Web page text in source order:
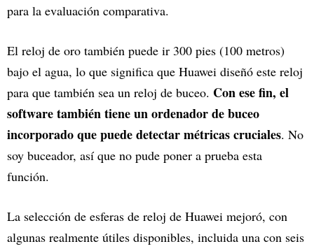
para la evaluación comparativa.
El reloj de oro también puede ir 300 pies (100 metros)
bajo el agua, lo que significa que Huawei diseñó este reloj
para que también sea un reloj de buceo. Con ese fin, el
software también tiene un ordenador de buceo
incorporado que puede detectar métricas cruciales. No
soy buceador, así que no pude poner a prueba esta
función.
La selección de esferas de reloj de Huawei mejoró, con
algunas realmente útiles disponibles, incluida una con seis